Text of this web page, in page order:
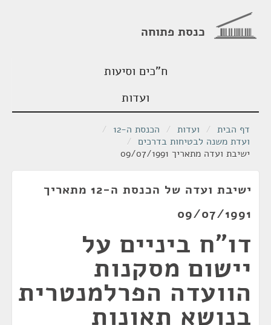
כנסת פתוחה
ח"כים וסיעות
ועדות
דף הבית / ועדות / הכנסת ה-12
/
ועדת משנה לבטיחות בדרכים /
ישיבת ועדה מתאריך 09/07/1991
ישיבת ועדה של הכנסת ה-12 מתאריך
09/07/1991
דו״ח ביניים על
יישום מסקנות
הוועדה הפרלמנטרית
בנושא תאונות